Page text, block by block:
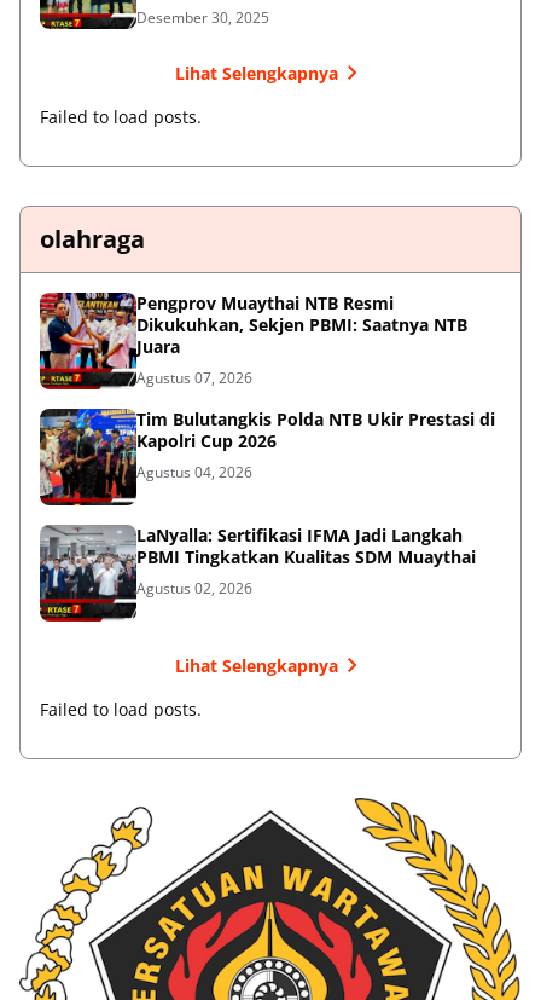
Desember 30, 2025
Lihat Selengkapnya
Failed to load posts.
olahraga
Pengprov Muaythai NTB Resmi
Dikukuhkan, Sekjen PBMI: Saatnya NTB
Juara
Agustus 07, 2026
Tim Bulutangkis Polda NTB Ukir Prestasi di
Kapolri Cup 2026
Agustus 04, 2026
LaNyalla: Sertifikasi IFMA Jadi Langkah
PBMI Tingkatkan Kualitas SDM Muaythai
Agustus 02, 2026
Lihat Selengkapnya
Failed to load posts.